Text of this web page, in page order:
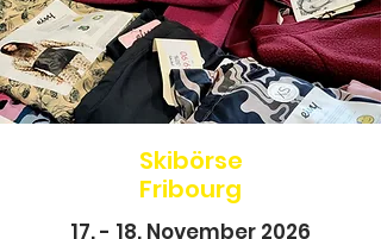
Skibörse
Fribourg
17. - 18. November 2026